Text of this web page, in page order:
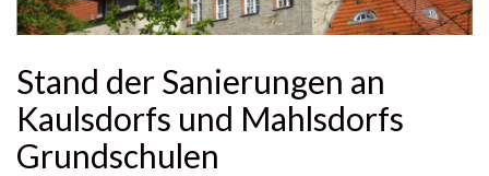
Stand der Sanierungen an
Kaulsdorfs und Mahlsdorfs
Grundschulen